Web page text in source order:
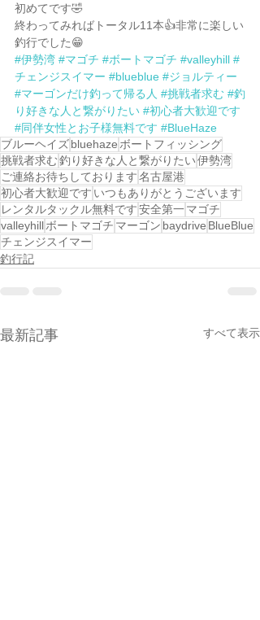
初めてです🤣
終わってみればトータル11本👍非常に楽しい
釣行でした😁
#伊勢湾 #マゴチ #ボートマゴチ #valleyhill #
チェンジスイマー #blueblue #ジョルティー
#マーゴンだけ釣って帰る人 #挑戦者求む #釣
り好きな人と繋がりたい #初心者大歓迎です
#同伴女性とお子様無料です #BlueHaze
ブルーヘイズbluehaze ボートフィッシング
挑戦者求む釣り好きな人と繋がりたい伊勢湾
ご連絡お待ちしております名古屋港
初心者大歓迎です いつもありがとうございます
レンタルタックル無料です安全第一マゴチ
valleyhillボートマゴチ マーゴン baydrive BlueBlue
チェンジスイマー
釣行記
最新記事 すべて表示